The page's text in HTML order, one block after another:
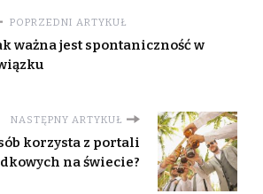
POPRZEDNI ARTYKUŁ
ważna jest spontaniczność w
NASTĘPNY ARTYKUŁ
korzysta z portali
na świecie?